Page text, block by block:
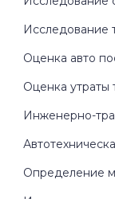
Исследование
Оценка авто
Оценка утраты
Инженерно-
Определение